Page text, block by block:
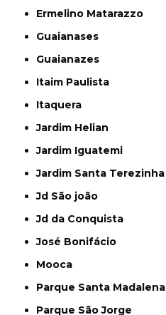
Ermelino Matarazzo
Guaianases
Guaianazes
Itaim Paulista
Itaquera
Jardim Helian
Jardim Iguatemi
Jardim Santa Terezinha
Jd São joão
Jd da Conquista
José Bonifácio
Mooca
Parque Santa Madalena
Parque São Jorge